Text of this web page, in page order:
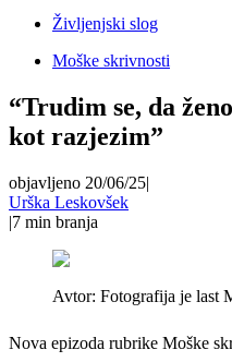
Življenjski slog
Moške skrivnosti
“Trudim se, da
kot razjezim”
objavljeno 20/06/25|
Urška Leskovšek
|7 min branja
Avtor: Fotografija je last
Nova epizoda rubrike Moške